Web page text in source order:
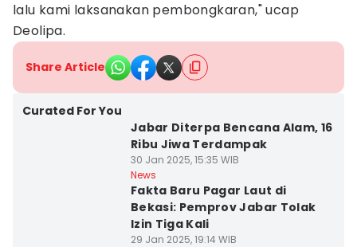
lalu kami laksanakan pembongkaran," ucap
Deolipa.
Share Article
Curated For You
Jabar Diterpa Bencana Alam, 16
Ribu Jiwa Terdampak
30 Jan 2025, 15:35 WIB
News
Fakta Baru Pagar Laut di
Bekasi: Pemprov Jabar Tolak
Izin Tiga Kali
29 Jan 2025, 19:14 WIB